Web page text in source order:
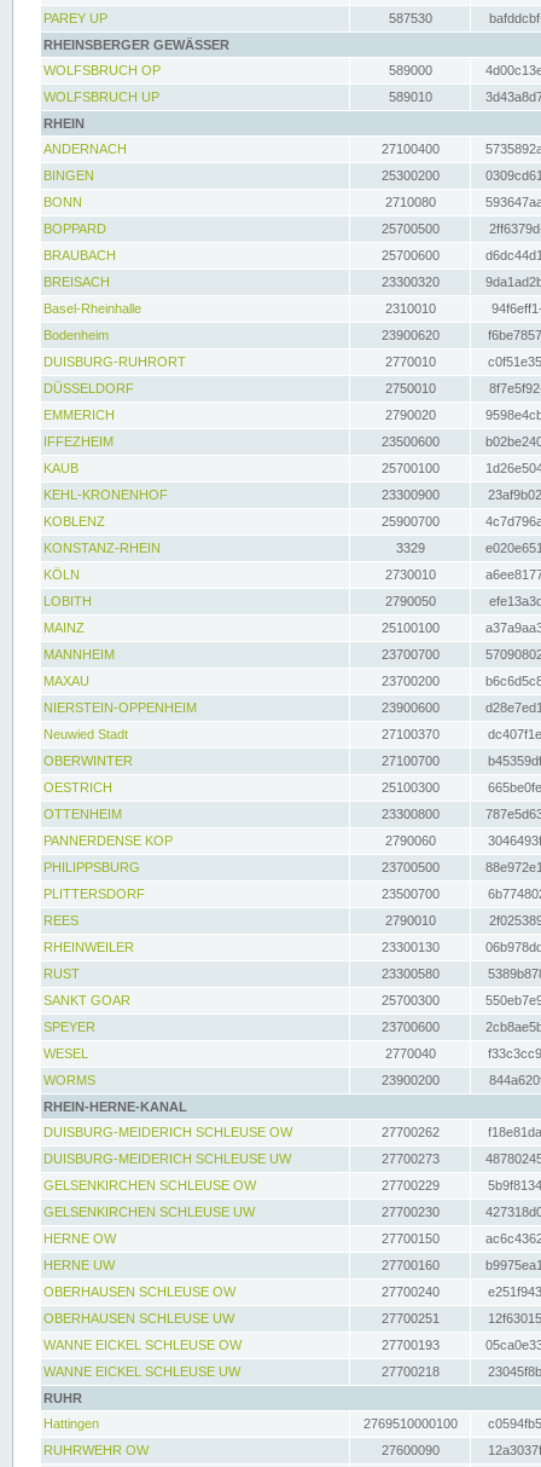
PAREY UP
587530
RHEINSBERGER GEWÄSSER
WOLFSBRUCH OP
589000
WOLFSBRUCH UP
589010
RHEIN
ANDERNACH
27100400
BINGEN
25300200
BONN
2710080
BOPPARD
25700500
BRAUBACH
25700600
BREISACH
23300320
Basel-Rheinhalle
2310010
Bodenheim
23900620
DUISBURG-RUHRORT
2770010
DÜSSELDORF
2750010
EMMERICH
2790020
IFFEZHEIM
23500600
KAUB
25700100
KEHL-KRONENHOF
23300900
KOBLENZ
25900700
KONSTANZ-RHEIN
3329
KÖLN
2730010
LOBITH
2790050
MAINZ
25100100
MANNHEIM
23700700
MAXAU
23700200
NIERSTEIN-OPPENHEIM
23900600
Neuwied Stadt
27100370
OBERWINTER
27100700
OESTRICH
25100300
OTTENHEIM
23300800
PANNERDENSE KOP
2790060
PHILIPPSBURG
23700500
PLITTERSDORF
23500700
REES
2790010
RHEINWEILER
23300130
RUST
23300580
SANKT GOAR
25700300
SPEYER
23700600
WESEL
2770040
WORMS
23900200
RHEIN-HERNE-KANAL
DUISBURG-MEIDERICH SCHLEUSE OW
27700262
DUISBURG-MEIDERICH SCHLEUSE UW
27700273
GELSENKIRCHEN SCHLEUSE OW
27700229
GELSENKIRCHEN SCHLEUSE UW
27700230
HERNE OW
27700150
HERNE UW
27700160
OBERHAUSEN SCHLEUSE OW
27700240
OBERHAUSEN SCHLEUSE UW
27700251
WANNE EICKEL SCHLEUSE OW
27700193
WANNE EICKEL SCHLEUSE UW
27700218
RUHR
Hattingen
2769510000100
RUHRWEHR OW
27600090